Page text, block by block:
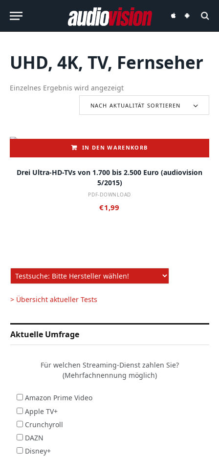
audiovisionaudiovision
UHD, 4K, TV, Fernseher
Einzelnes Ergebnis wird angezeigt
NACH AKTUALITÄT SORTIEREN
IN DEN WARENKORB
Drei Ultra-HD-TVs von 1.700 bis 2.500 Euro (audiovision
5/2015)
PDF-DOWNLOAD
€1,99
> Übersicht aktueller Tests
Aktuelle Umfrage
Für welchen Streaming-Dienst zahlen Sie?
(Mehrfachnennung möglich)
Amazon Prime Video
Apple TV+
Crunchyroll
DAZN
Disney+